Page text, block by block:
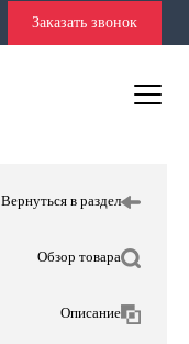
Заказать звонок
Вернуться в раздел
Обзор товара
Описание